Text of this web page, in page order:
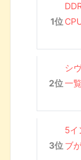
シ
一覧
5イ
ブ